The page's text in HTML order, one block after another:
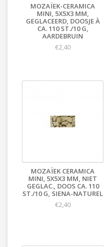
MOZAÏEK-CERAMICA
MINI, 5X5X3 MM,
GEGLACEERD, DOOSJE À
CA. 110 ST./10 G,
AARDEBRUIN
€2,40
MOZAÏEK CERAMICA
MINI, 5X5X3 MM, NIET
GEGLAC., DOOS CA. 110
ST./10 G, SIENA-NATUREL
€2,40